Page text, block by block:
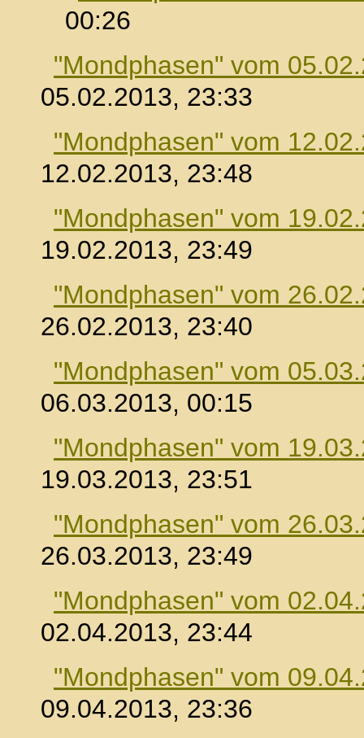
00:26
"Mondphasen" vom
05.02.2013, 23:33
"Mondphasen" vom
12.02.2013, 23:48
"Mondphasen" vom
19.02.2013, 23:49
"Mondphasen" vom
26.02.2013, 23:40
"Mondphasen" vom
06.03.2013, 00:15
"Mondphasen" vom
19.03.2013, 23:51
"Mondphasen" vom
26.03.2013, 23:49
"Mondphasen" vom
02.04.2013, 23:44
"Mondphasen" vom
09.04.2013, 23:36